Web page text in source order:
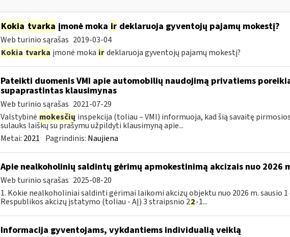
Kokia tvarka įmonė moka irdeklaruoja gyventojų pajamų mokestį?
Web turinio sąrašas 2019-03-04
Kokia tvarka įmonė moka ir deklaruoja gyventojų pajamų mokestį?
Pateikti duomenis VMI apie automobilių naudojimą privatiems
supaprastintas klausimynas
Web turinio sąrašas 2021-07-29
Valstybinė mokesčių inspekcija (toliau – VMI) informuoja, kad šią savaitę
sulauks laiškų su prašymu užpildyti klausimyną apie...
Metai: 2021 Pagrindinis: Naujiena
Apie nealkoholinių saldintų gėrimų apmokestinimą akcizais nuo 2026
Web turinio sąrašas 2025-08-20
1. Kokie nealkoholiniai saldinti gėrimai laikomi akcizų objektu nuo 2026 m. sausio 1
Respublikos akcizų įstatymo (toliau - AĮ) 3 straipsnio 22-1...
Informacija gyventojams, vykdantiems individualią veiklą